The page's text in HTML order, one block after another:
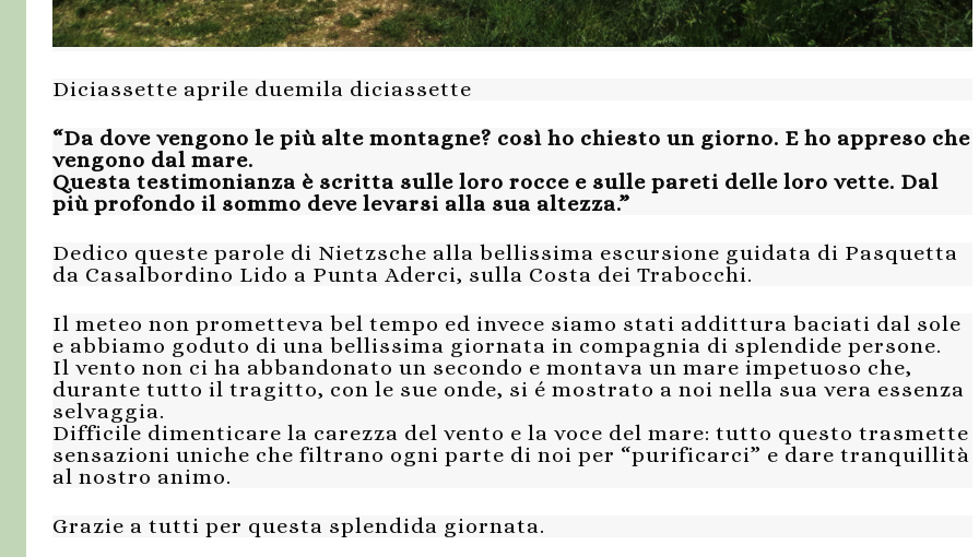
Diciassette aprile duemila diciassette
“Da dove vengono le più alte montagne? così ho chiesto un giorno. E ho appreso che
vengono dal mare.
Questa testimonianza è scritta sulle loro rocce e sulle pareti delle loro vette. Dal
più profondo il sommo deve levarsi alla sua altezza.”
Dedico queste parole di Nietzsche alla bellissima escursione guidata di Pasquetta
da Casalbordino Lido a Punta Aderci, sulla Costa dei Trabocchi.
Il meteo non prometteva bel tempo ed invece siamo stati addittura baciati dal sole
e abbiamo goduto di una bellissima giornata in compagnia di splendide persone.
Il vento non ci ha abbandonato un secondo e montava un mare impetuoso che,
durante tutto il tragitto, con le sue onde, si é mostrato a noi nella sua vera essenza
selvaggia.
Difficile dimenticare la carezza del vento e la voce del mare: tutto questo trasmette
sensazioni uniche che filtrano ogni parte di noi per “purificarci” e dare tranquillità
al nostro animo.
Grazie a tutti per questa splendida giornata.